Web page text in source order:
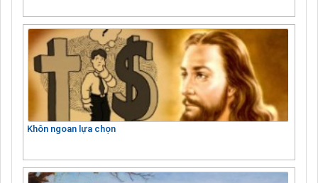
Khôn ngoan lựa chọn